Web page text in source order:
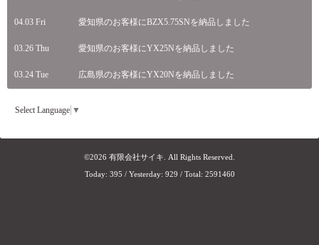
04.03 Fri 愛知県のお客様にBZX5.75SNを納品しました
03.26 Thu 愛知県のお客様にYX25Nを納品しました
03.24 Tue 広島県のお客様にYX20Nを納品しました
Select Language ▼
©2026 有限会社サイキ. All Rights Reserved.
Today: 395 / Yesterday: 929 / Total: 2591460